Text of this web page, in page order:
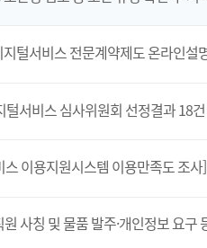
털서비스 전문계약제도 온라인설
털서비스 심사위원회 선정결과 18건
스 이용지원시스템 이용만족도 조
사칭 및 물품 발주·개인정보 요구